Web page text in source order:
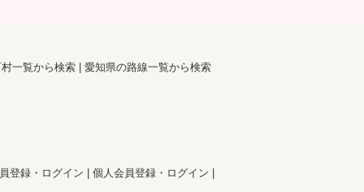
一覧から検索 愛知県の路線一覧から検索
登録・ログイン 個人会員登録・ログイン